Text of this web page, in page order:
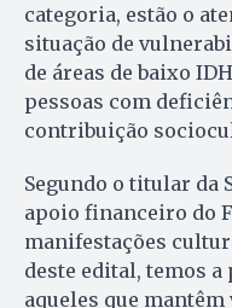
categoria, estão o
situação de
de áreas de baixo
pessoas com
contribuição
Segundo o titular da
apoio financeiro do
manifestações
deste edital, temos
aqueles que